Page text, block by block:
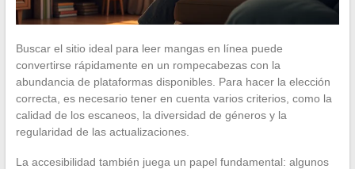
Buscar el sitio ideal para leer mangas en línea puede
convertirse rápidamente en un rompecabezas con la
abundancia de plataformas disponibles. Para hacer la elección
correcta, es necesario tener en cuenta varios criterios, como la
calidad de los escaneos, la diversidad de géneros y la
regularidad de las actualizaciones.
La accesibilidad también juega un papel fundamental: algunos